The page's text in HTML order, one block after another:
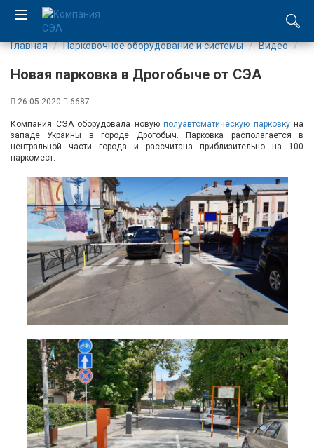
Компания
Каталог
Производство
Услуги
Новости
Вакансии
авторизация
Производители
Контакты
Главная Парковочное оборудование и системы Видео
Новая парковка в Дрогобыче от СЭА
26.05.2020 6687
Компания СЭА оборудовала новую полуавтоматическую парковкуна
западе Украины в городе Дрогобыч. Парковка располагается в
центральной части города и рассчитана приблизительно на 100
паркомест.